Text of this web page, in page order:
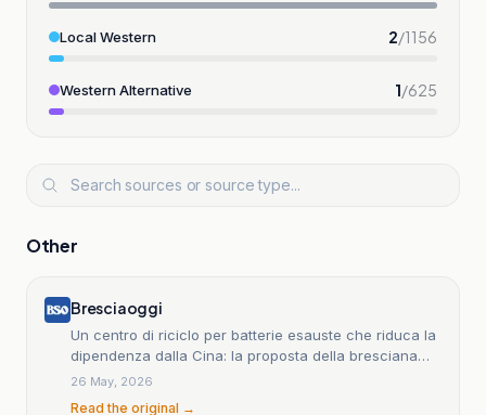
Local Western 2/1156
Western Alternative 1/625
Other
Bresciaoggi
Un centro di riciclo per batterie esauste che riduca la
dipendenza dalla Cina: la proposta della bresciana
Elza Bontempi
26 May, 2026
Read the original →